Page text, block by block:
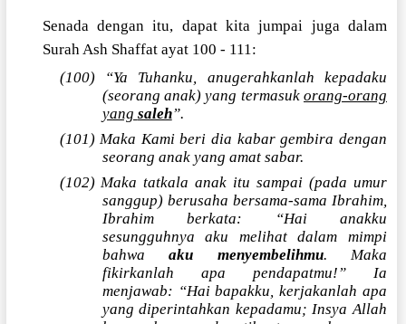
Senada dengan itu, dapat kita jumpai juga dalam
Surah Ash Shaffat ayat 100 - 111:
(100) “Ya Tuhanku, anugerahkanlah kepadaku
(seorang anak) yang termasuk orang-orang
yang saleh”.
(101) Maka Kami beri dia kabar gembira dengan
seorang anak yang amat sabar.
(102) Maka tatkala anak itu sampai (pada umur
sanggup) berusaha bersama-sama Ibrahim,
Ibrahim berkata: “Hai anakku
sesungguhnya aku melihat dalam mimpi
bahwaaku menyembelihmu. Maka
fikirkanlah apa pendapatmu!” Ia
menjawab: “Hai bapakku, kerjakanlah apa
yang diperintahkan kepadamu; Insya Allah